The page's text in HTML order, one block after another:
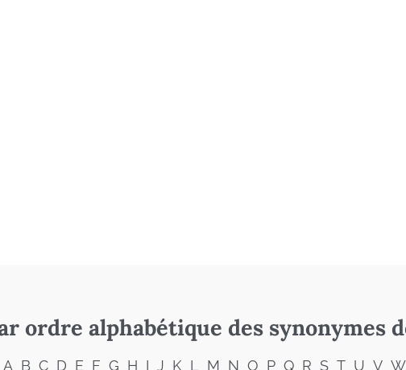
ordre alphabétique des synonymes
A B C D E F G H I J K L M N O P Q R S T U V W